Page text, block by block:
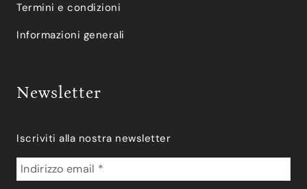
Termini e condizioni
Informazioni generali
Newsletter
Iscriviti alla nostra newsletter